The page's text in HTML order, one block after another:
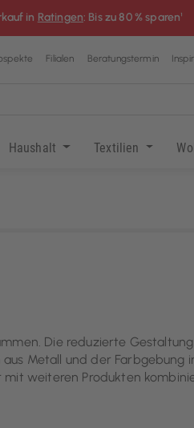
in Ratingen: Bis zu 80 % sparen¹
Filialen Beratungstermin
Haushalt Textilien
Die reduzierte
Metall und der Farbgebung
weiteren Produkten